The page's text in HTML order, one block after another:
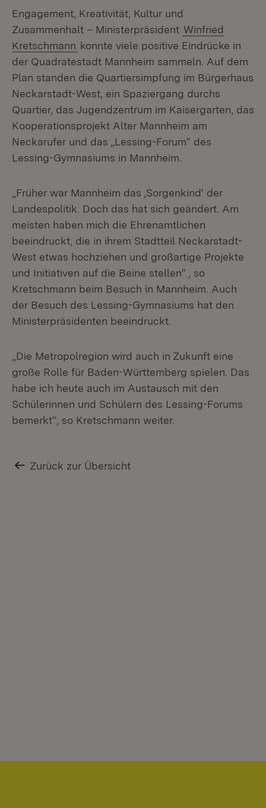
Engagement, Kreativität, Kultur und
Zusammenhalt – Ministerpräsident Winfried
Kretschmann konnte viele positive Eindrücke in
der Quadratestadt Mannheim sammeln. Auf dem
Plan standen die Quartiersimpfung im Bürgerhaus
Neckarstadt-West, ein Spaziergang durchs
Quartier, das Jugendzentrum im Kaisergarten, das
Kooperationsprojekt Alter Mannheim am
Neckarufer und das „Lessing-Forum“ des
Lessing-Gymnasiums in Mannheim.
„Früher war Mannheim das ,Sorgenkind‘ der
Landespolitik. Doch das hat sich geändert. Am
meisten haben mich die Ehrenamtlichen
beeindruckt, die in ihrem Stadtteil Neckarstadt-
West etwas hochziehen und großartige Projekte
und Initiativen auf die Beine stellen“ , so
Kretschmann beim Besuch in Mannheim. Auch
der Besuch des Lessing-Gymnasiums hat den
Ministerpräsidenten beeindruckt.
„Die Metropolregion wird auch in Zukunft eine
große Rolle für Baden-Württemberg spielen. Das
habe ich heute auch im Austausch mit den
Schülerinnen und Schülern des Lessing-Forums
bemerkt“, so Kretschmann weiter.
Zurück zur Übersicht